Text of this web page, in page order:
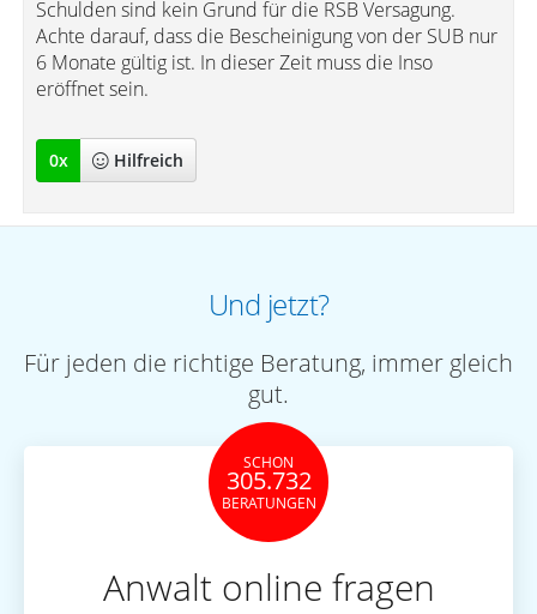
Schulden sind kein Grund für die RSB Versagung.
Achte darauf, dass die Bescheinigung von der SUB nur
6 Monate gültig ist. In dieser Zeit muss die Inso
eröffnet sein.
0x Hilfreich
Und jetzt?
Für jeden die richtige Beratung, immer gleich
gut.
SCHON
305.732
BERATUNGEN
Anwalt online fragen